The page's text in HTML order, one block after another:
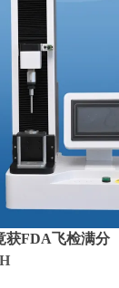
获FDA飞检满分